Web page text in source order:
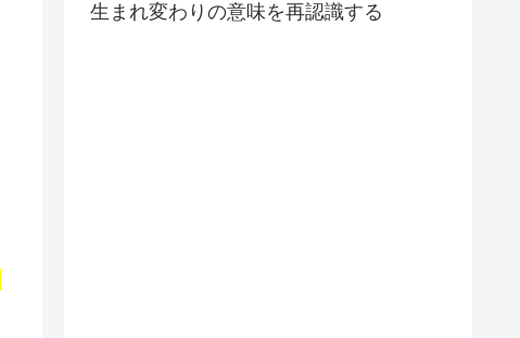
生まれ変わりの意味を再認識する